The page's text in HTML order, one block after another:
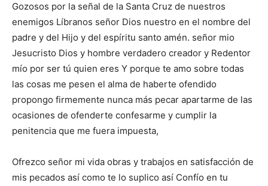
Gozosos por la señal de la Santa Cruz de nuestros
enemigos Líbranos señor Dios nuestro en el nombre del
padre y del Hijo y del espíritu santo amén. señor mio
Jesucristo Dios y hombre verdadero creador y Redentor
mío por ser tú quien eres Y porque te amo sobre todas
las cosas me pesen el alma de haberte ofendido
propongo firmemente nunca más pecar apartarme de las
ocasiones de ofenderte confesarme y cumplir la
penitencia que me fuera impuesta,
Ofrezco señor mi vida obras y trabajos en satisfacción de
mis pecados así como te lo suplico así Confío en tu